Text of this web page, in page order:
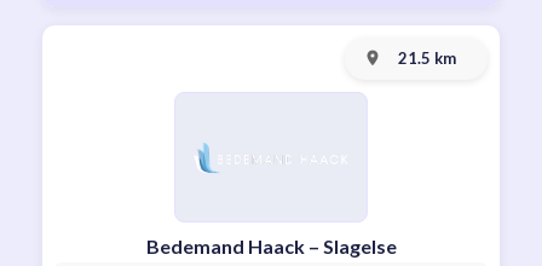
21.5 km
Bedemand Haack – Slagelse